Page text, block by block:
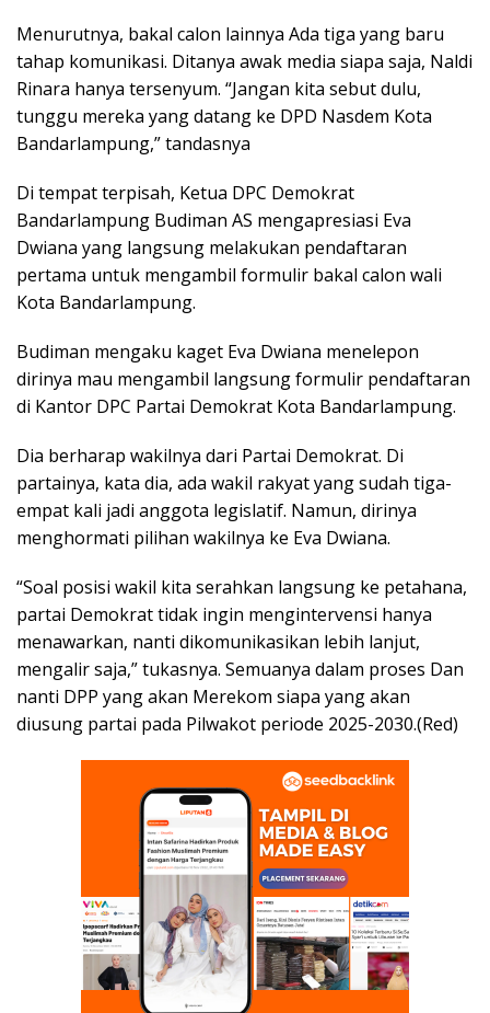
Menurutnya, bakal calon lainnya Ada tiga yang baru
tahap komunikasi. Ditanya awak media siapa saja, Naldi
Rinara hanya tersenyum. “Jangan kita sebut dulu,
tunggu mereka yang datang ke DPD Nasdem Kota
Bandarlampung,” tandasnya
Di tempat terpisah, Ketua DPC Demokrat
Bandarlampung Budiman AS mengapresiasi Eva
Dwiana yang langsung melakukan pendaftaran
pertama untuk mengambil formulir bakal calon wali
Kota Bandarlampung.
Budiman mengaku kaget Eva Dwiana menelepon
dirinya mau mengambil langsung formulir pendaftaran
di Kantor DPC Partai Demokrat Kota Bandarlampung.
Dia berharap wakilnya dari Partai Demokrat. Di
partainya, kata dia, ada wakil rakyat yang sudah tiga-
empat kali jadi anggota legislatif. Namun, dirinya
menghormati pilihan wakilnya ke Eva Dwiana.
“Soal posisi wakil kita serahkan langsung ke petahana,
partai Demokrat tidak ingin mengintervensi hanya
menawarkan, nanti dikomunikasikan lebih lanjut,
mengalir saja,” tukasnya. Semuanya dalam proses Dan
nanti DPP yang akan Merekom siapa yang akan
diusung partai pada Pilwakot periode 2025-2030.(Red)